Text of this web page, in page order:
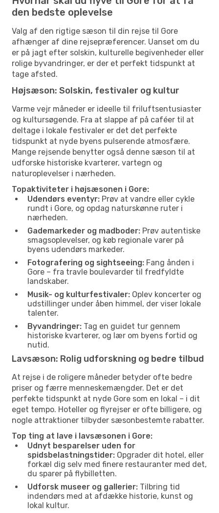
den bedste oplevelse
Valg af den rigtige sæson til din rejse til Gore
afhænger af dine rejsepræferencer. Uanset om du
er på jagt efter solskin, kulturelle begivenheder eller
rolige byvandringer, er der et perfekt tidspunkt at
tage afsted.
Højsæson: Solskin, festivaler og kultur
Varme vejr måneder er ideelle til friluftsentusiaster
og kultursøgende. Fra at slappe af på caféer til at
deltage i lokale festivaler er det det perfekte
tidspunkt at nyde byens pulserende atmosfære.
Mange rejsende benytter også denne sæson til at
udforske historiske kvarterer, vartegn og
naturoplevelser i nærheden.
Topaktiviteter i højsæsonen i Gore:
Udendørs eventyr: Prøv at vandre eller cykle
rundt i Gore, og opdag naturskønne ruter i
nærheden.
Gademarkeder og madboder: Prøv autentiske
smagsoplevelser, og køb regionale varer på
byens udendørs markeder.
Fotografering og sightseeing: Fang ånden i
Gore – fra travle boulevarder til fredfyldte
landskaber.
Musik- og kulturfestivaler: Oplev koncerter og
udstillinger under åben himmel, der viser lokale
talenter.
Byvandringer: Tag en guidet tur gennem
historiske kvarterer, og lær om byens fortid og
nutid.
Lavsæson: Rolig udforskning og bedre tilbud
At rejse i de roligere måneder betyder ofte bedre
priser og færre menneskemængder. Det er det
perfekte tidspunkt at nyde Gore som en lokal – i dit
eget tempo. Hoteller og flyrejser er ofte billigere, og
nogle attraktioner tilbyder sæsonbestemte rabatter.
Top ting at lave i lavsæsonen i Gore:
Udnyt besparelser uden for
spidsbelastningstider: Opgrader dit hotel, eller
forkæl dig selv med finere restauranter med det,
du sparer på flybilletten.
Udforsk museer og gallerier: Tilbring tid
indendørs med at afdække historie, kunst og
lokal kultur.